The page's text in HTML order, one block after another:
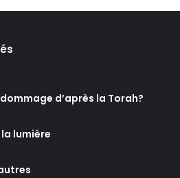
d’après la Torah?
la lumière